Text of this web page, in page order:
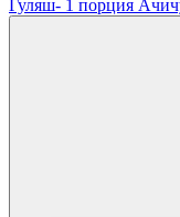
Гуляш- 1 порция